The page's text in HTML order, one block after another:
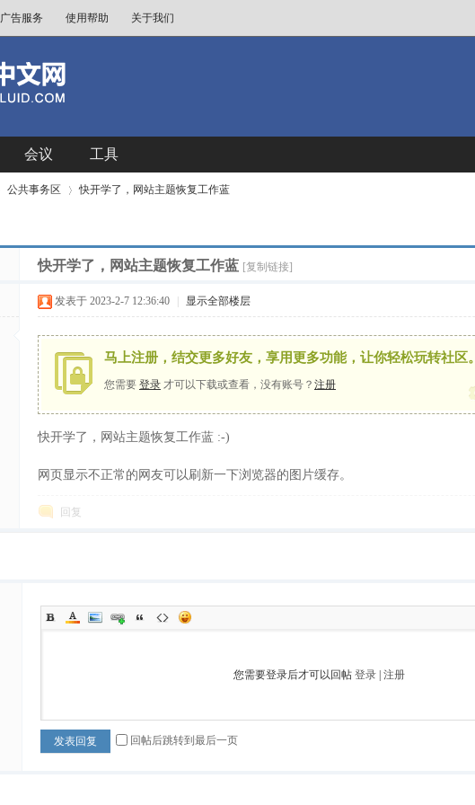
广告服务 使用帮助 关于我们
会议 工具
公共事务区
›
快开学了，网站主题恢复工作蓝
快开学了，网站主题恢复工作蓝 [复制链接]
发表于 2023-2-7 12:36:40 显示全部楼层
马上注册，结交更多好友，享用更多功能，让你轻松玩转社区。
您需要 登录 才可以下载或查看，没有账号？ 注册
快开学了，网站主题恢复工作蓝 :-)
网页显示不正常的网友可以刷新一下浏览器的图片缓存。
回复
您需要登录后才可以回帖 登录 注册
发表回复 回帖后跳转到最后一页